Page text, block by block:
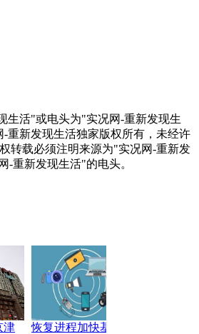
生活"或电头为"实况网-重新发现生
重新发现生活独家版权所有，未经许
转载必须注明来源为"实况网-重新发
-重新发现生活"的电头。
津
恢复进程加快基础能